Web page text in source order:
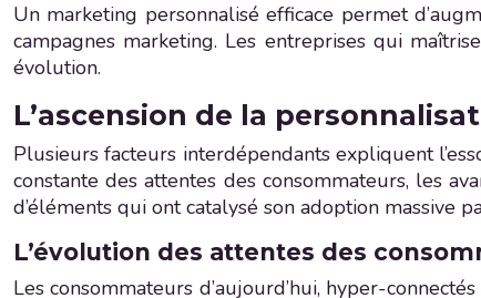
Un marketing personnalisé efficace permet
campagnes marketing. Les entreprises qui
évolution.
L’ascension de la
Plusieurs facteurs interdépendants expliquent
constante des attentes des consommateurs, les
d’éléments qui ont catalysé son adoption massive
L’évolution des attentes des
Les consommateurs d’aujourd’hui, hyper-